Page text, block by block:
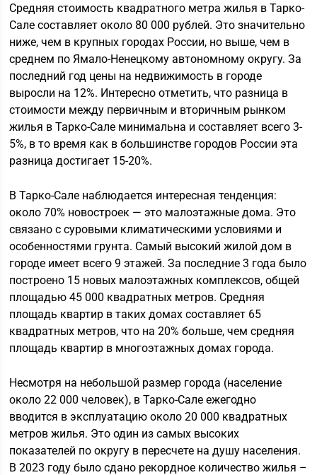
Средняя стоимость квадратного метра жилья в Тарко-
Сале составляет около 80 000 рублей. Это значительно
ниже, чем в крупных городах России, но выше, чем в
среднем по Ямало-Ненецкому автономному округу. За
последний год цены на недвижимость в городе
выросли на 12%. Интересно отметить, что разница в
стоимости между первичным и вторичным рынком
жилья в Тарко-Сале минимальна и составляет всего 3-
5%, в то время как в большинстве городов России эта
разница достигает 15-20%.
В Тарко-Сале наблюдается интересная тенденция:
около 70% новостроек — это малоэтажные дома. Это
связано с суровыми климатическими условиями и
особенностями грунта. Самый высокий жилой дом в
городе имеет всего 9 этажей. За последние 3 года было
построено 15 новых малоэтажных комплексов, общей
площадью 45 000 квадратных метров. Средняя
площадь квартир в таких домах составляет 65
квадратных метров, что на 20% больше, чем средняя
площадь квартир в многоэтажных домах города.
Несмотря на небольшой размер города (население
около 22 000 человек), в Тарко-Сале ежегодно
вводится в эксплуатацию около 20 000 квадратных
метров жилья. Это один из самых высоких
показателей по округу в пересчете на душу населения.
В 2023 году было сдано рекордное количество жилья –